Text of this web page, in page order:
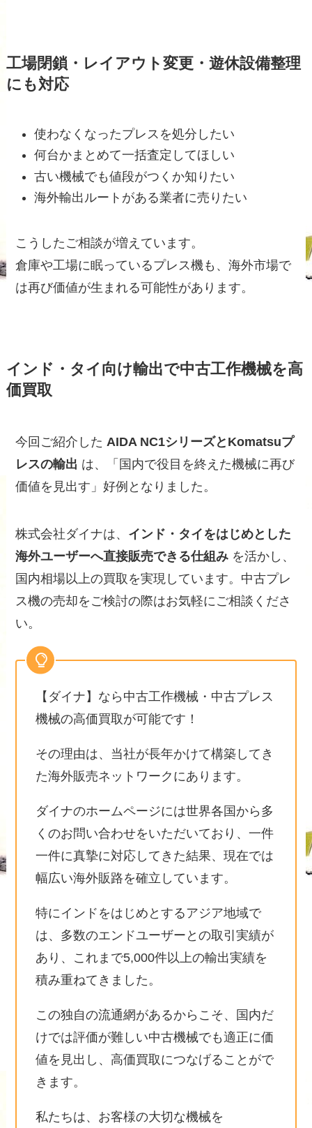
工場閉鎖・レイアウト変更・遊休設備整理
にも対応
使わなくなったプレスを処分したい
何台かまとめて一括査定してほしい
古い機械でも値段がつくか知りたい
海外輸出ルートがある業者に売りたい
こうしたご相談が増えています。
倉庫や工場に眠っているプレス機も、海外市場で
は再び価値が生まれる可能性があります。
インド・タイ向け輸出で中古工作機械を高
価買取
今回ご紹介した AIDA NC1シリーズとKomatsuプ
レスの輸出 は、「国内で役目を終えた機械に再び
価値を見出す」好例となりました。
株式会社ダイナは、 インド・タイをはじめとした
海外ユーザーへ直接販売できる仕組み を活かし、
国内相場以上の買取を実現しています。中古プレ
ス機の売却をご検討の際はお気軽にご相談くださ
い。
【ダイナ】なら中古工作機械・中古プレス
機械の高価買取が可能です！
その理由は、当社が長年かけて構築してき
た海外販売ネットワークにあります。
ダイナのホームページには世界各国から多
くのお問い合わせをいただいており、一件
一件に真摯に対応してきた結果、現在では
幅広い海外販路を確立しています。
特にインドをはじめとするアジア地域で
は、多数のエンドユーザーとの取引実績が
あり、これまで5,000件以上の輸出実績を
積み重ねてきました。
この独自の流通網があるからこそ、国内だ
けでは評価が難しい中古機械でも適正に価
値を見出し、高価買取につなげることがで
きます。
私たちは、お客様の大切な機械を